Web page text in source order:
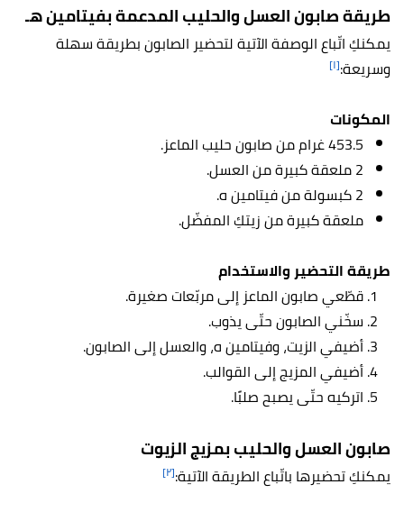
طريقة صابون العسل والحليب المدعمة بفيتامين هـ
يمكنكِ اتّباع الوصفة الآتية لتحضير الصابون بطريقة سهلة
وسريعة:[١]
المكونات
453.5 غرام من صابون حليب الماعز.
2 ملعقة كبيرة من العسل.
2 كبسولة من فيتامين ه.
ملعقة كبيرة من زيتكِ المفضّل.
طريقة التحضير والاستخدام
قطّعي صابون الماعز إلى مربّعات صغيرة.
سخّني الصابون حتّى يذوب.
أضيفي الزيت، وفيتامين ه، والعسل إلى الصابون.
أضيفي المزيج إلى القوالب.
اتركيه حتّى يصبح صلبًا.
صابون العسل والحليب بمزيج الزيوت
يمكنكِ تحضيرها باتّباع الطريقة الآتية:[٢]